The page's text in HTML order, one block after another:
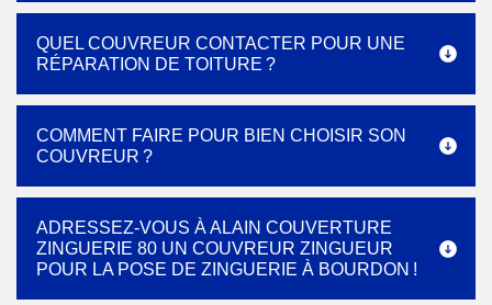
QUEL COUVREUR CONTACTER POUR UNE
RÉPARATION DE TOITURE ?
COMMENT FAIRE POUR BIEN CHOISIR SON
COUVREUR ?
ADRESSEZ-VOUS À ALAIN COUVERTURE
ZINGUERIE 80 UN COUVREUR ZINGUEUR
POUR LA POSE DE ZINGUERIE À BOURDON !